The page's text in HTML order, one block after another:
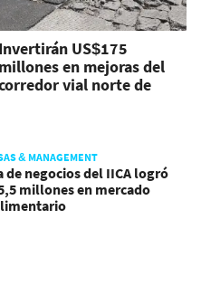
Invertirán US$175
millones en mejoras del
vial norte de
& MANAGEMENT
de negocios del IICA logró
millones en mercado